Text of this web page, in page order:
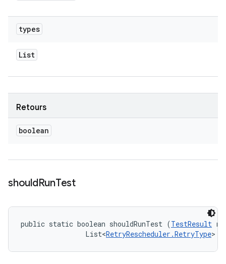
types
List
Retours
boolean
shouldRunTest
public static boolean shouldRunTest (TestResult
                List<
RetryRescheduler.RetryType>